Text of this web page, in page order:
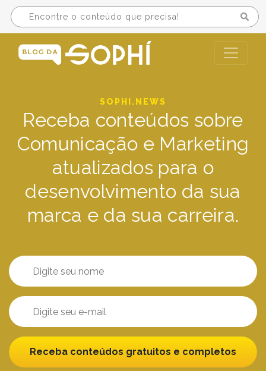
SOPHI.NEWS
Receba conteúdos sobre
Comunicação e Marketing
atualizados para o
desenvolvimento da sua
marca e da sua carreira.
Receba conteúdos gratuitos e completos